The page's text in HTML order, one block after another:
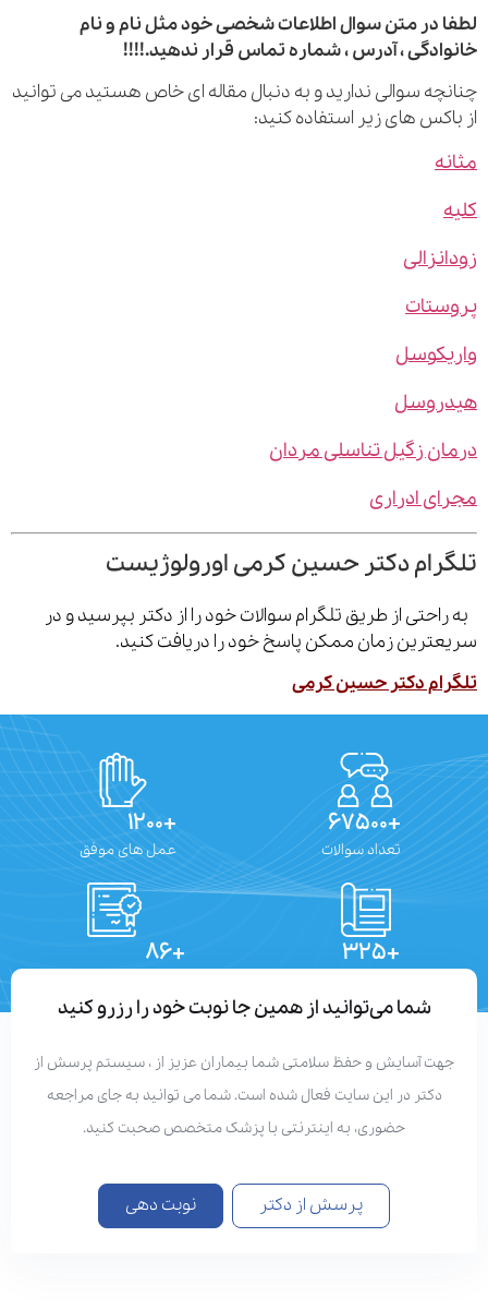
در متن سوال اطلاعات شخصی خود مثل نام و نام
، آدرس ، شماره تماس قرار ندهید.!!!!
سوالی ندارید و به دنبال مقاله ای خاص هستید می توانید
های زیر استفاده کنید:
زگیل تناسلی مردان
ادراری
دکتر حسین کرمی اورولوژیست
از طریق تلگرام سوالات خود را از دکتر بپرسید و در
زمان ممکن پاسخ خود را دریافت کنید.
دکتر حسین کرمی
تعداد سوالات عمل های موفق
شما می‌توانید از همین جا نوبت خود را رزرو کنید
آسایش و حفظ سلامتی شما بیماران عزیز از ، سیستم پرسش از
دکتر در این سایت فعال شده است. شما می توانید به جای مراجعه
حضوری، به اینترنتی با پزشک متخصص صحبت کنید.
پرسش از دکتر نوبت دهی